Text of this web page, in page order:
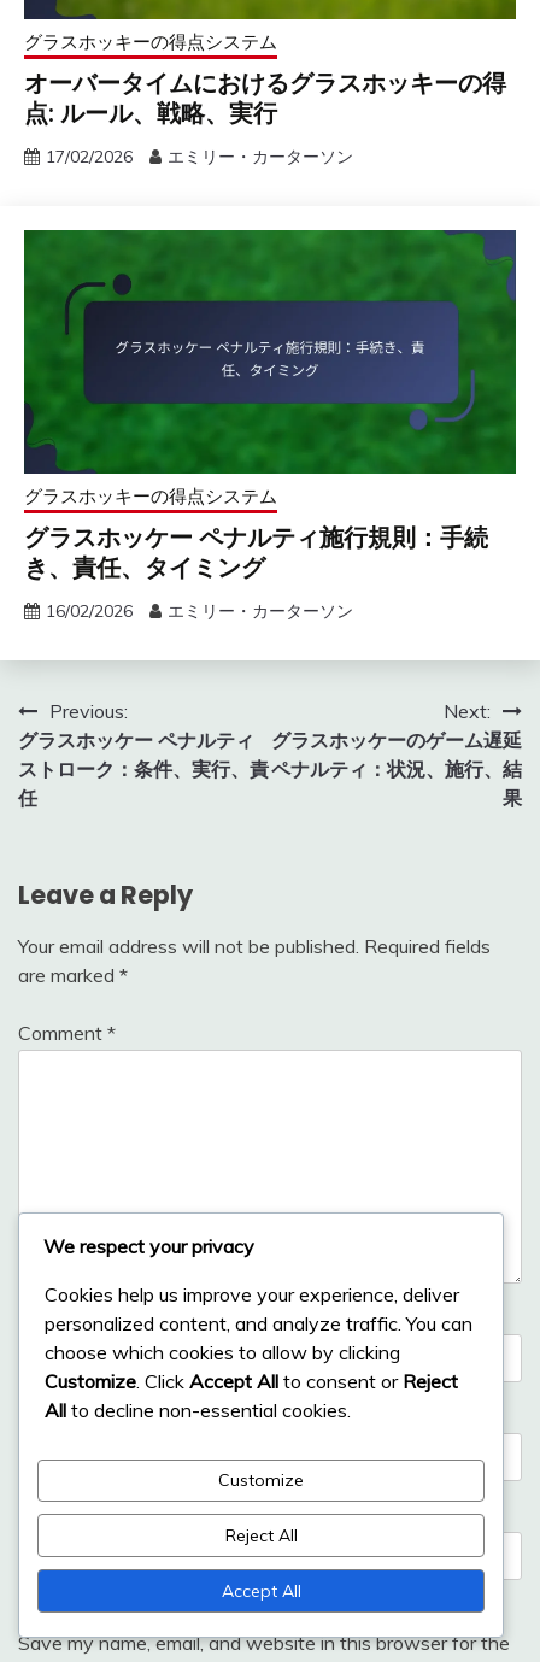
グラスホッキーの得点システム
オーバータイムにおけるグラスホッキーの得
点: ルール、戦略、実行
17/02/2026 エミリー・カーターソン
グラスホッキーの得点システム
グラスホッケー ペナルティ施行規則：手続
き、責任、タイミング
16/02/2026 エミリー・カーターソン
Post
navigation
Previous:
グラスホッケー ペナルティ
ストローク：条件、実行、責
任
Next:
グラスホッケーのゲーム遅延
ペナルティ：状況、施行、結
果
Leave a Reply
Your email address will not be published. Required fields
are marked *
Comment *
Name*
Email *
Website
Save my name, email, and website in this browser for the
We respect your privacy
Cookies help us improve your experience, deliver
personalized content, and analyze traffic. You can
choose which cookies to allow by clicking
Customize . Click Accept All to consent or Reject
All to decline non-essential cookies.
Customize
Reject All
Accept All